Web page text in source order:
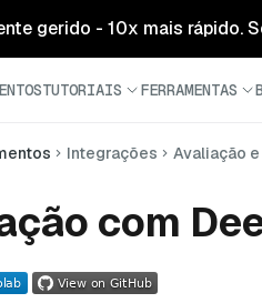
gerido - 10x mais rápido.
TUTORIAIS FERRAMENTAS
Integrações Avaliação
com